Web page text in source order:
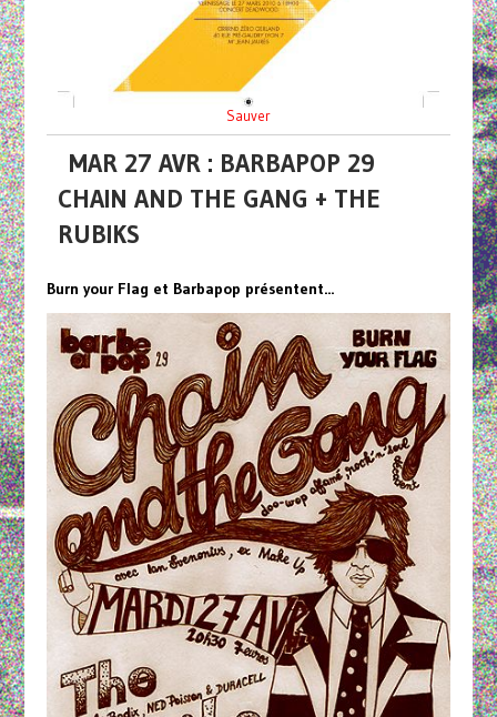
Sauver
MAR 27 AVR : BARBAPOP 29
CHAIN AND THE GANG + THE
RUBIKS
Burn your Flag et Barbapop présentent...